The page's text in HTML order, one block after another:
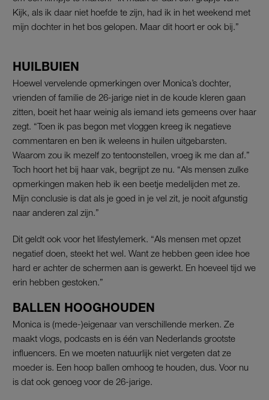
Kijk, als ik daar niet hoefde te zijn, had ik in het weekend met
mijn dochter in het bos gelopen. Maar dit hoort er ook bij.”
HUILBUIEN
Hoewel vervelende opmerkingen over Monica’s dochter,
vrienden of familie de 26-jarige niet in de koude kleren gaan
zitten, boeit het haar weinig als iemand iets gemeens over haar
zegt. “Toen ik pas begon met vloggen kreeg ik negatieve
commentaren en ben ik weleens in huilen uitgebarsten.
Waarom zou ik mezelf zo tentoonstellen, vroeg ik me dan af.”
Toch hoort het bij haar vak, begrijpt ze nu. “Als mensen zulke
opmerkingen maken heb ik een beetje medelijden met ze.
Mijn conclusie is dat als je goed in je vel zit, je nooit afgunstig
naar anderen zal zijn.”
Dit geldt ook voor het lifestylemerk. “Als mensen met opzet
negatief doen, steekt het wel. Want ze hebben geen idee hoe
hard er achter de schermen aan is gewerkt. En hoeveel tijd we
erin hebben gestoken.”
BALLEN HOOGHOUDEN
Monica is (mede-)eigenaar van verschillende merken. Ze
maakt vlogs, podcasts en is één van Nederlands grootste
influencers. En we moeten natuurlijk niet vergeten dat ze
moeder is. Een hoop ballen omhoog te houden, dus. Voor nu
is dat ook genoeg voor de 26-jarige.